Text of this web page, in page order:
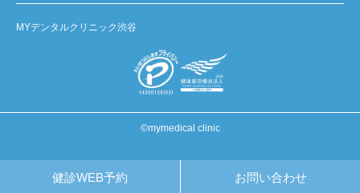
健診WEB予約 お問い合わせ
MYデンタルクリニック渋谷
©mymedical clinic